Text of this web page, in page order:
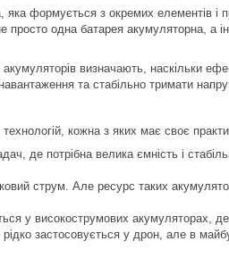
формується з окремих елементів
просто одна батарея акумуляторна, а
визначають, наскільки
та стабільно тримати
кожна з яких має своє
де потрібна велика ємність і
струм. Але ресурс таких
у високострумових акумуляторах,
застосовується у дрон, але в